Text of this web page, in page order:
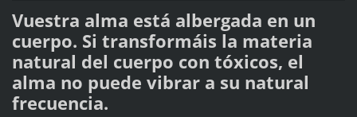
Vuestra alma está albergada en un
cuerpo. Si transformáis la materia
natural del cuerpo con tóxicos, el
alma no puede vibrar a su natural
frecuencia.